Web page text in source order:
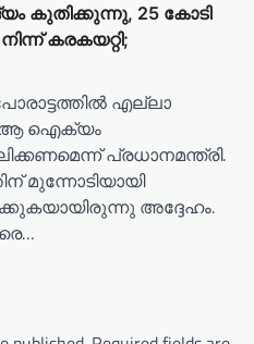
കുതിക്കുന്നു, 25 കോടി
കരകയറ്റി;
എല്ലാ
ആ ഐക്യം
പ്രധാനമന്ത്രി.
മുന്നോടിയായി
അദ്ദേഹം.